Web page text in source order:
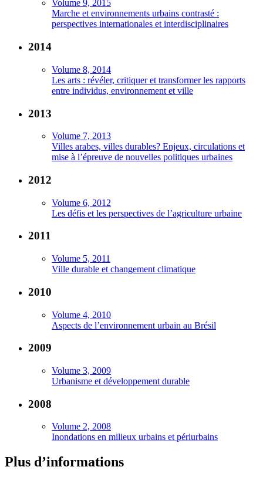
Volume 9, 2015
Marche et environnements urbains contrasté :
perspectives internationales et interdisciplinaires
2014
Volume 8, 2014
Les arts : révéler, critiquer et transformer les rapports
entre individus, environnement et ville
2013
Volume 7, 2013
Villes arabes, villes durables? Enjeux, circulations et
mise à l’épreuve de nouvelles politiques urbaines
2012
Volume 6, 2012
Les défis et les perspectives de l’agriculture urbaine
2011
Volume 5, 2011
Ville durable et changement climatique
2010
Volume 4, 2010
Aspects de l’environnement urbain au Brésil
2009
Volume 3, 2009
Urbanisme et développement durable
2008
Volume 2, 2008
Inondations en milieux urbains et périurbains
Plus d’informations